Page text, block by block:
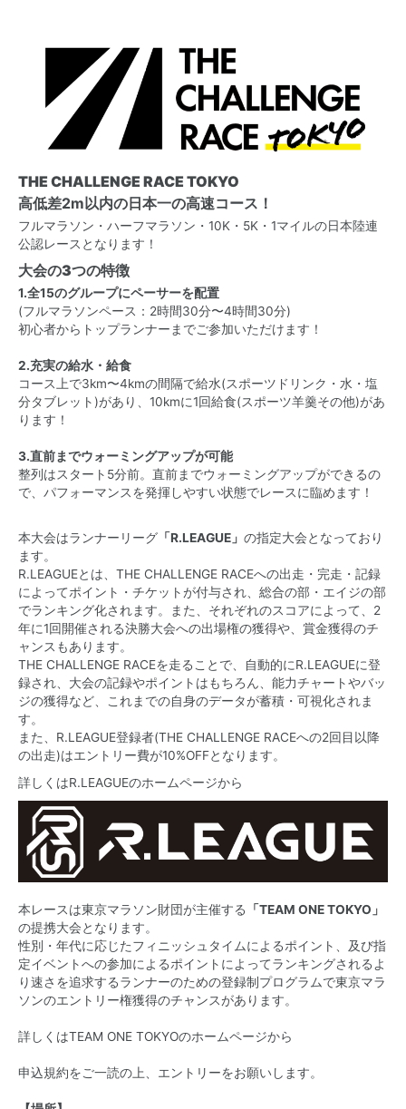
THE CHALLENGE RACE TOKYO
高低差2m以内の日本一の高速コース！
フルマラソン・ハーフマラソン・10K・5K・1マイルの日本陸連
公認レースとなります！
大会の3つの特徴
1.全15のグループにペーサーを配置
(フルマラソンペース：2時間30分〜4時間30分)
初心者からトップランナーまでご参加いただけます！
2.充実の給水・給食
コース上で3km〜4kmの間隔で給水(スポーツドリンク・水・塩
分タブレット)があり、10kmに1回給食(スポーツ羊羹その他)があ
ります！
3.直前までウォーミングアップが可能
整列はスタート5分前。直前までウォーミングアップができるの
で、パフォーマンスを発揮しやすい状態でレースに臨めます！
本大会はランナーリーグ 「R.LEAGUE」 の指定大会となっており
ます。
R.LEAGUEとは、THE CHALLENGE RACEへの出走・完走・記録
によってポイント・チケットが付与され、総合の部・エイジの部
でランキング化されます。また、それぞれのスコアによって、2
年に1回開催される決勝大会への出場権の獲得や、賞金獲得のチ
ャンスもあります。
THE CHALLENGE RACEを走ることで、自動的にR.LEAGUEに登
録され、大会の記録やポイントはもちろん、能力チャートやバッ
ジの獲得など、これまでの自身のデータが蓄積・可視化されま
す。
また、R.LEAGUE登録者(THE CHALLENGE RACEへの2回目以降
の出走)はエントリー費が10%OFFとなります。
詳しくはR.LEAGUEのホームページから
本レースは東京マラソン財団が主催する
「TEAM ONE TOKYO」
の提携大会となります。
性別・年代に応じたフィニッシュタイムによるポイント、及び指
定イベントへの参加によるポイントによってランキングされるよ
り速さを追求するランナーのための登録制プログラムで東京マラ
ソンのエントリー権獲得のチャンスがあります。
詳しくはTEAM ONE TOKYOのホームページから
申込規約をご一読の上、エントリーをお願いします。